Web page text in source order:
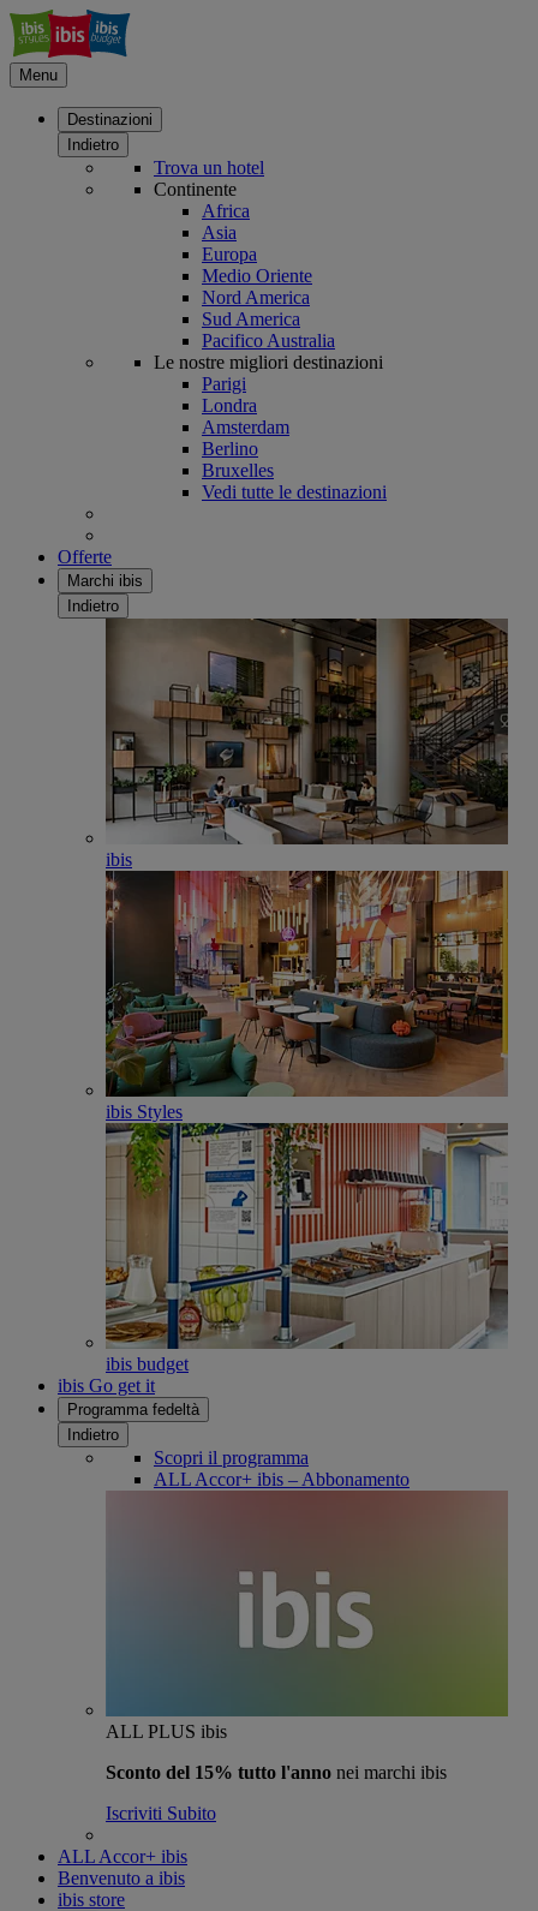
Menu
Destinazioni
Indietro
Trova un hotel
Continente
Africa
Asia
Europa
Medio Oriente
Nord America
Sud America
Pacifico Australia
Le nostre migliori destinazioni
Parigi
Londra
Amsterdam
Berlino
Bruxelles
Vedi tutte le destinazioni
Offerte
Marchi ibis
Indietro
ibis
ibis Styles
ibis budget
ibis Go get it
Programma fedeltà
Indietro
Scopri il programma
ALL Accor+ ibis – Abbonamento
ALL PLUS ibis
Sconto del 15% tutto l'anno nei marchi ibis
Iscriviti Subito
ALL Accor+ ibis
Benvenuto a ibis
ibis store